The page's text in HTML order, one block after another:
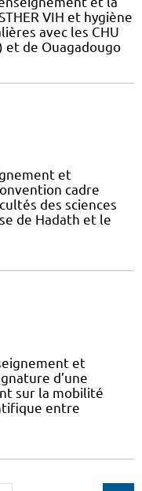
VIH et hygiène
avec les CHU
et de Ouagadougo
et
cadre
des sciences
de Hadath et le
et
d’une
sur la mobilité
entre